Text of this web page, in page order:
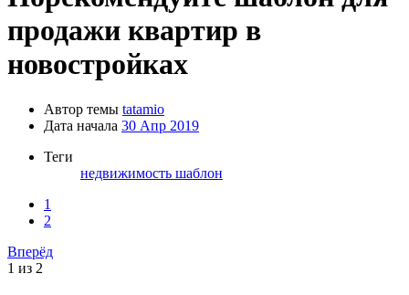
продажи квартир в
новостройках
Автор темы tatamio
Дата начала 30 Апр 2019
Теги
недвижимость шаблон
1
2
Вперёд
1 из 2